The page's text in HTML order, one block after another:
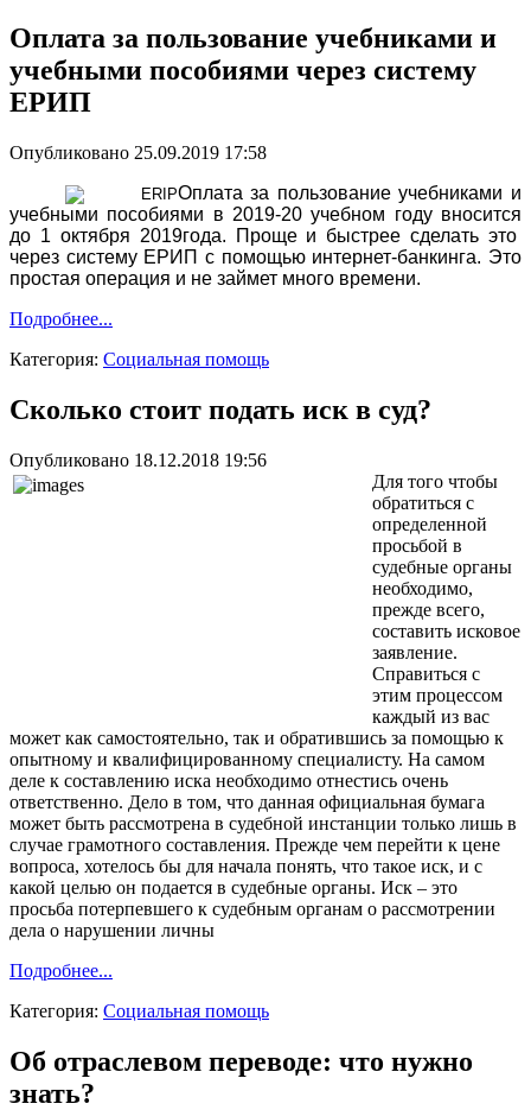
Оплата за пользование учебниками и
учебными пособиями через систему
ЕРИП
Опубликовано 25.09.2019 17:58
Оплата за пользование учебниками и
учебными пособиями в 2019-20 учебном году вносится
до 1 октября 2019года. Проще и быстрее сделать это
через систему ЕРИП с помощью интернет-банкинга. Это
простая операция и не займет много времени.
Подробнее...
Категория: Социальная помощь
Сколько стоит подать иск в суд?
Опубликовано 18.12.2018 19:56
Для того чтобы
обратиться с
определенной
просьбой в
судебные органы
необходимо,
прежде всего,
составить исковое
заявление.
Справиться с
этим процессом
каждый из вас
может как самостоятельно, так и обратившись за помощью к
опытному и квалифицированному специалисту. На самом
деле к составлению иска необходимо отнестись очень
ответственно. Дело в том, что данная официальная бумага
может быть рассмотрена в судебной инстанции только лишь в
случае грамотного составления. Прежде чем перейти к цене
вопроса, хотелось бы для начала понять, что такое иск, и с
какой целью он подается в судебные органы. Иск – это
просьба потерпевшего к судебным органам о рассмотрении
дела о нарушении личны
Подробнее...
Категория: Социальная помощь
Об отраслевом переводе: что нужно
знать?